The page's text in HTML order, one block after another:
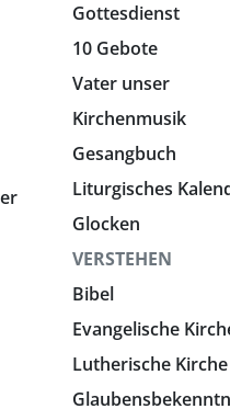
Gottesdienst
10 Gebote
Vater unser
Kirchenmusik
Gesangbuch
Liturgisches
Glocken
VERSTEHEN
Bibel
Evangelische
Lutherische Kirche